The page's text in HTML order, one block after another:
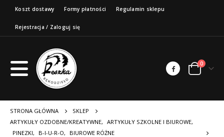
Koszt dostawy Formy płatności Regulamin sklepu
Rejestracja / Zaloguj się
0
STRONA GŁÓWNA
SKLEP
ARTYKUŁY OZDOBNE/KREATYWNE, ARTYKUŁY SZKOLNE I BIUROWE,
PINEZKI, B-I-U-R-O,
BIUROWE RÓŻNE